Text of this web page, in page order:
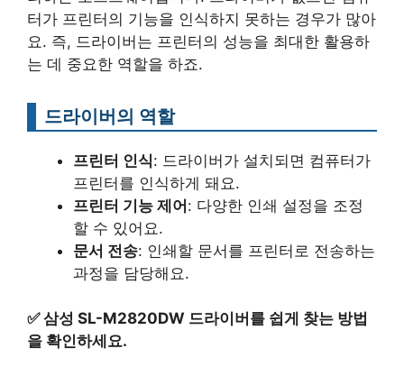
터가 프린터의 기능을 인식하지 못하는 경우가 많아
요. 즉, 드라이버는 프린터의 성능을 최대한 활용하
는 데 중요한 역할을 하죠.
드라이버의 역할
프린터 인식: 드라이버가 설치되면 컴퓨터가
프린터를 인식하게 돼요.
프린터 기능 제어: 다양한 인쇄 설정을 조정
할 수 있어요.
문서 전송: 인쇄할 문서를 프린터로 전송하는
과정을 담당해요.
✅삼성 SL-M2820DW 드라이버를 쉽게 찾는 방법
을 확인하세요.